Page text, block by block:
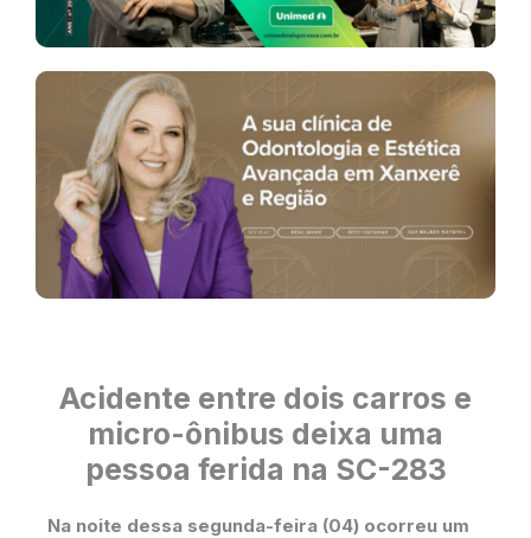
Acidente entre dois carros e
micro-ônibus deixa uma
pessoa ferida na SC-283
Na noite dessa segunda-feira (04) ocorreu um